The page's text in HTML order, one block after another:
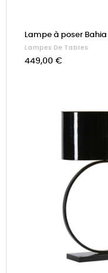
Lampe à poser Bahia
Lampes De Tables
Prix
449,00 €